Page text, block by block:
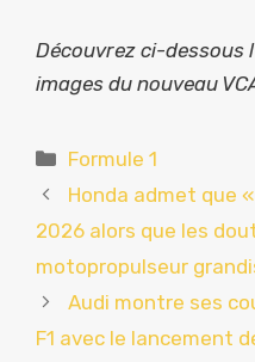
Découvrez ci-dessous
images du nouveau
Catégories
Formule 1
Honda admet que
2026 alors que les
motopropulseur
Audi montre ses
F1 avec le lancement